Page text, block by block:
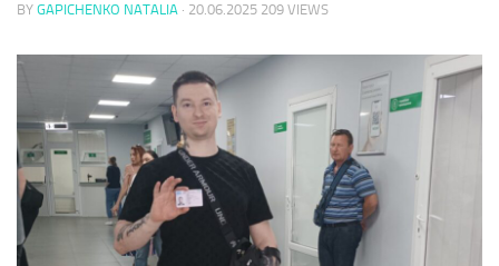
BY GAPICHENKO NATALIA · 20.06.2025 209 VIEWS